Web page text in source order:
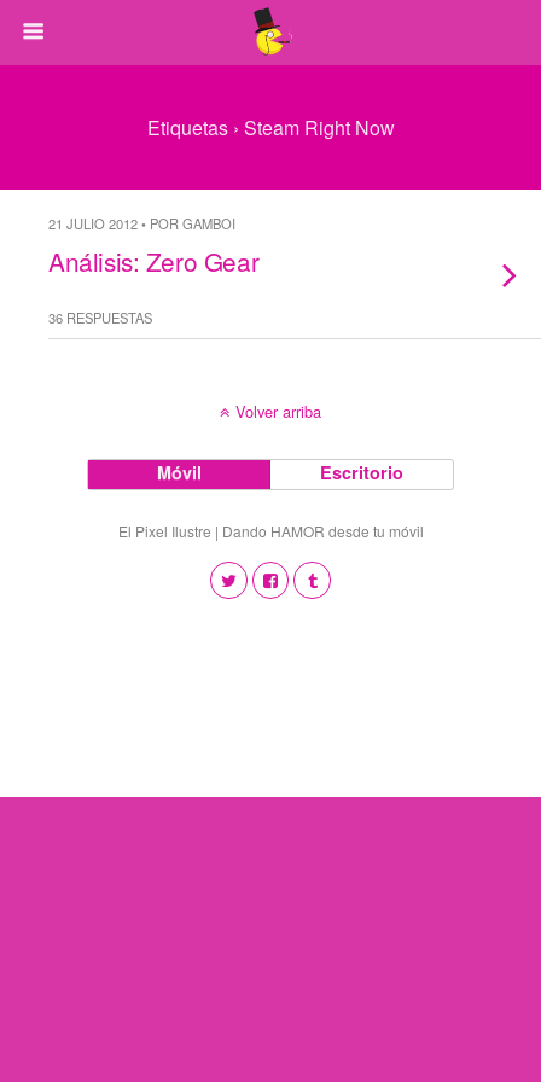
Etiquetas › Steam Right Now
21 JULIO 2012 • POR GAMBOI
Análisis: Zero Gear
36 RESPUESTAS
Volver arriba
Móvil Escritorio
El Pixel Ilustre | Dando HAMOR desde tu móvil